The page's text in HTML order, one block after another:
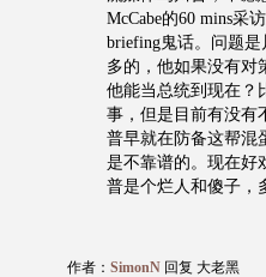
McCabe的60 mins采
briefing鬼话。问题
多的，他如果没有对
他能当总统到现在？
事，但是目前有没有
普早就在防备这帮混
是不靠谱的。现在好
普是个烂人和傻子，
作者： SimonN 回复 大老黑